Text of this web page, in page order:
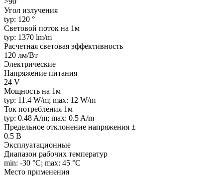
Угол излучения
typ: 120 °
Световой поток на 1м
typ: 1370 lm/m
Расчетная световая эффективность
120 лм/Вт
Электрические
Напряжение питания
24 V
Мощность на 1м
typ: 11.4 W/m; max: 12 W/m
Ток потребления 1м
typ: 0.48 A/m; max: 0.5 A/m
Предельное отклонение напряжения ±
0.5 В
Эксплуатационные
Диапазон рабочих температур
min: -30 °C; max: 45 °C
Место применения